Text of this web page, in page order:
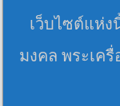
เว็บไซต์แห่ง
มงคล พระเค